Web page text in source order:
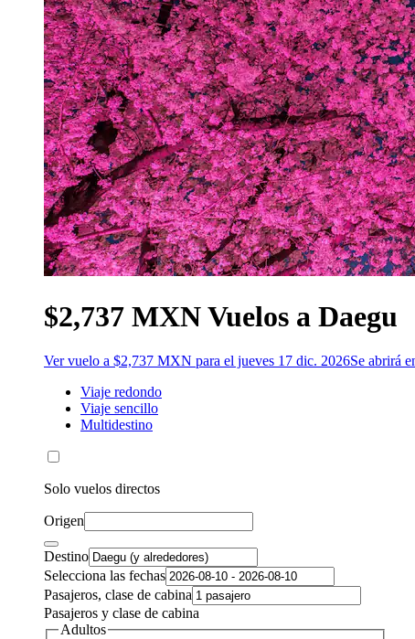
$2,737 MXN Vuelos a Daegu
Ver vuelo a $2,737 MXN para el jueves 17 dic. 2026Se abrirá
Viaje redondo
Viaje sencillo
Multidestino
Solo vuelos directos
Origen
Destino
Selecciona las fechas
Pasajeros, clase de cabina
Pasajeros y clase de cabina
Adultos